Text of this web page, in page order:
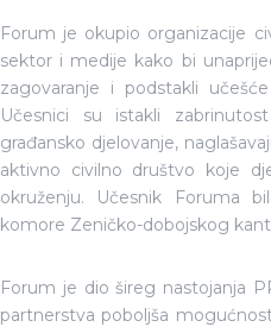
Forum je okupio organizacije
sektor i medije kako bi
zagovaranje i podstakli
Učesnici su istakli
građansko djelovanje,
aktivno civilno društvo koje
okruženju. Učesnik Foruma
komore Zeničko-dobojskog
Forum je dio šireg nastojanja
partnerstva poboljša